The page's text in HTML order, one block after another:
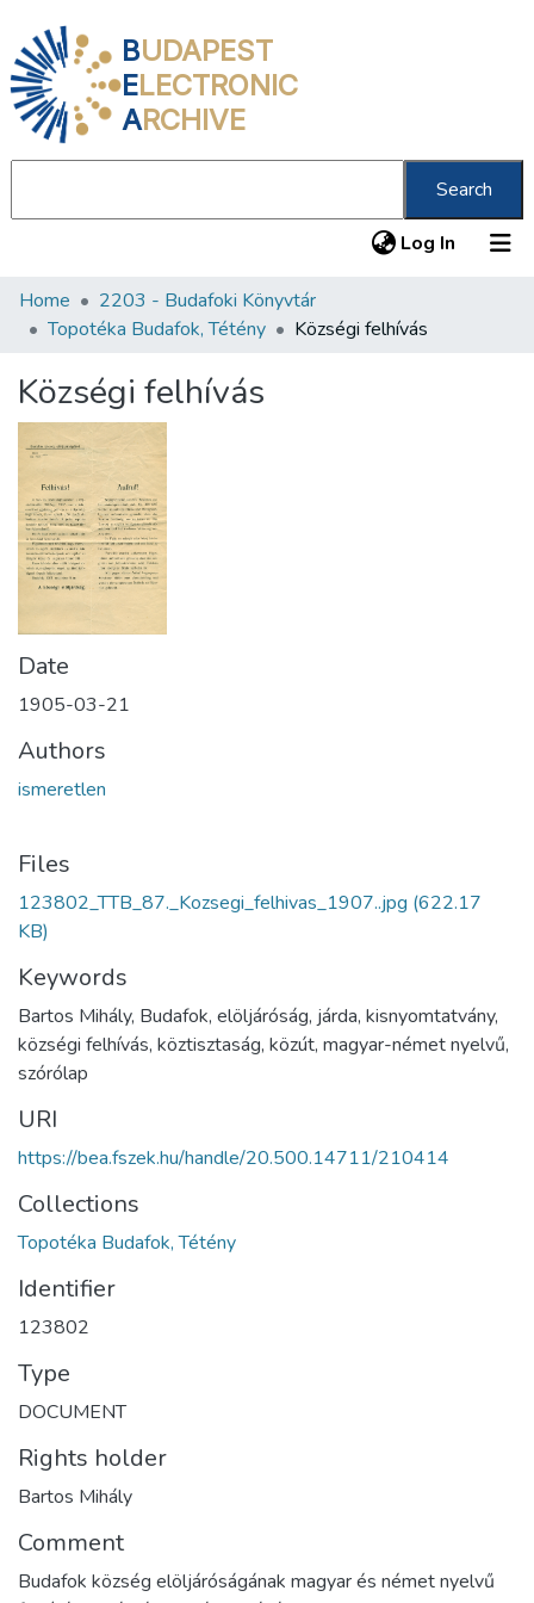
BUDAPEST
ELECTRONIC
ARCHIVE
Search
Log In (current)
Communities & Collections
Statistics
About us
Home
2203 - Budafoki Könyvtár
Topotéka Budafok, Tétény
Községi felhívás
Községi felhívás
Date
1905-03-21
Authors
ismeretlen
Files
123802_TTB_87._Kozsegi_felhivas_1907..jpg (622.17
KB)
Keywords
Bartos Mihály, Budafok, elöljáróság, járda, kisnyomtatvány,
községi felhívás, köztisztaság, közút, magyar-német nyelvű,
szórólap
URI
https://bea.fszek.hu/handle/20.500.14711/210414
Collections
Topotéka Budafok, Tétény
Identifier
123802
Type
DOCUMENT
Rights holder
Bartos Mihály
Comment
Budafok község elöljáróságának magyar és német nyelvű